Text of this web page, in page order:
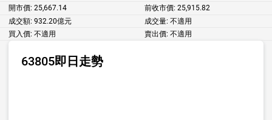
開市價: 25,667.14 前收市價: 25,915.82
成交額: 932.20億元 成交量: 不適用
買入價: 不適用 賣出價: 不適用
63805即日走勢